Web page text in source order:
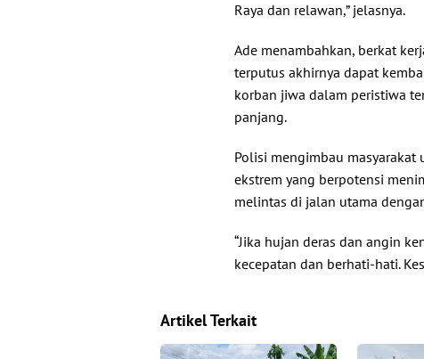
Raya dan relawan,” jelasnya.
Ade menambahkan, berkat
terputus akhirnya dapat
korban jiwa dalam peristiwa
panjang.
Polisi mengimbau
ekstrem yang berpotensi
melintas di jalan utama
“Jika hujan deras dan angin
kecepatan dan berhati-hati.
Artikel Terkait